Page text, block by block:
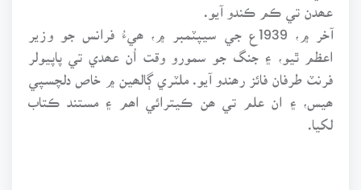
عھدن تي ڪم ڪندو آيو.
آخر ۾، 1939ع جي سيپٽمبر ۾، ھيءُ فرانس جو وزير
اعظم ٿيو، ۽ جنگ جو سمورو وقت اُن عھدي تي پاپيولر
فرنٽ طرفان فائز رھندو آيو. ملٽري ڳالھين ۾ خاص دلچسپي
ھيس، ۽ ان علم تي ھن ڪيترائي اھم ۽ مستند ڪتاب
لکيا.